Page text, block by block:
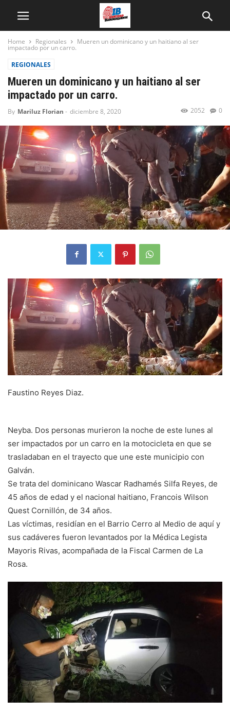
Home Regionales Mueren un dominicano y un haitiano al ser
impactado por un carro.
REGIONALES
Mueren un dominicano y un haitiano al ser
impactado por un carro.
By Mariluz Florian - diciembre 8, 2020 0
2052
Faustino Reyes Diaz.
Neyba. Dos personas murieron la noche de este lunes al
ser impactados por un carro en la motocicleta en que se
trasladaban en el trayecto que une este municipio con
Galván.
Se trata del dominicano Wascar Radhamés Silfa Reyes, de
45 años de edad y el nacional haitiano, Francois Wilson
Quest Cornillón, de 34 años.
Las víctimas, residían en el Barrio Cerro al Medio de aquí y
sus cadáveres fueron levantados por la Médica Legista
Mayoris Rivas, acompañada de la Fiscal Carmen de La
Rosa.